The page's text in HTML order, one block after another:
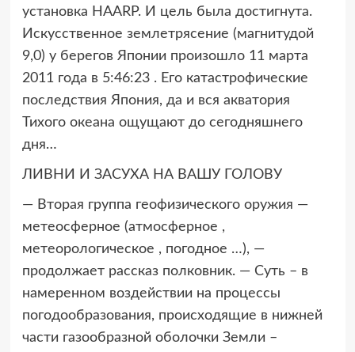
установка HAARP. И цель была достигнута.
Искусственное землетрясение (магнитудой
9,0) у берегов Японии произошло 11 марта
2011 года в 5:46:23 . Его катастрофические
последствия Япония, да и вся акватория
Тихого океана ощущают до сегодняшнего
дня…
ЛИВНИ И ЗАСУХА НА ВАШУ ГОЛОВУ
— Вторая группа геофизического оружия —
метеосферное (атмосферное ,
метеорологическое , погодное …), —
продолжает рассказ полковник. — Суть – в
намеренном воздействии на процессы
погодообразования, происходящие в нижней
части газообразной оболочки Земли –